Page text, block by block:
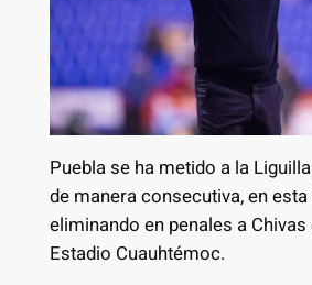
Puebla se ha metido a la
de manera consecutiva, en
eliminando en penales a
Estadio Cuauhtémoc.